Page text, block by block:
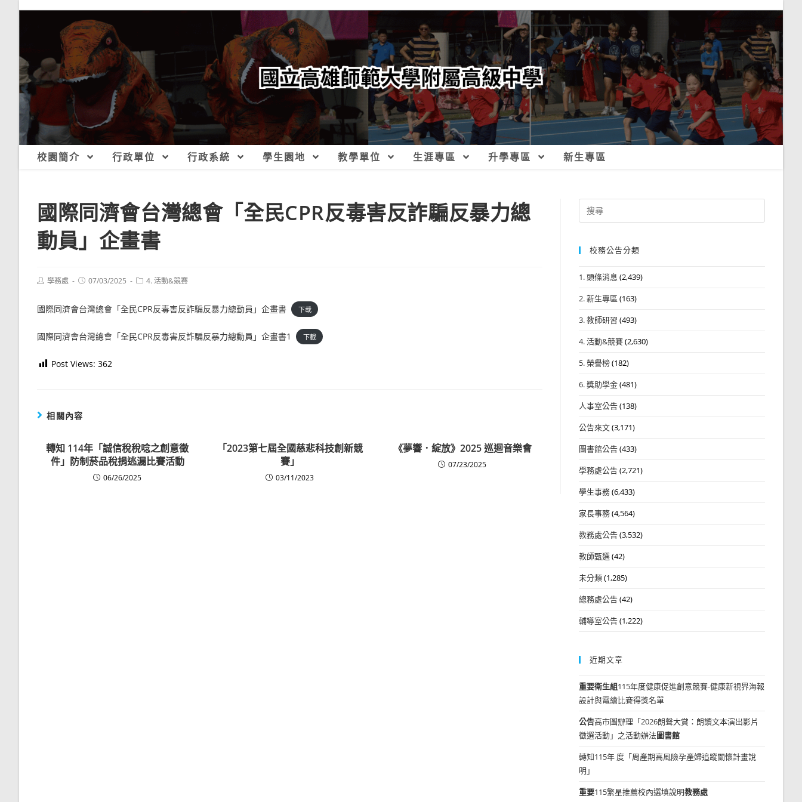
校園簡介 行政單位 行政系統 學生園地 教學單位 生涯專區 升學專區 新生專區
國際同濟會台灣總會「全民CPR反毒害反詐騙反暴力總
動員」企畫書
Post學務處
Post07/03/2025
Post4. 活動&競賽
國際同濟會台灣總會「全民CPR反毒害反詐騙反暴力總動員」企畫書 下載
國際同濟會台灣總會「全民CPR反毒害反詐騙反暴力總動員」企畫書1 下載
Post Views: 362
相關內容
轉知 114年「誠信稅稅唸之創意徵
件」防制菸品稅捐逃漏比賽活動
06/26/2025
「2023第七屆全國慈悲科技創新競
賽」
03/11/2023
《夢響．綻放》2025 巡迴音樂會
07/23/2025
Search
for:
校務公告分類
1. 頭條消息 (2,439)
2. 新生專區 (163)
3. 教師研習 (493)
4. 活動&競賽(2,630)
5. 榮譽榜(182)
6. 獎助學金(481)
人事室公告(138)
公告來文(3,171)
圖書館公告(433)
學務處公告(2,721)
學生事務(6,433)
家長事務(4,564)
教務處公告(3,532)
教師甄選(42)
未分類(1,285)
總務處公告(42)
輔導室公告(1,222)
近期文章
重要衛生組115年度健康促進創意競賽-健康新視界海報
設計與電繪比賽得獎名單
公告高市圖辦理「2026朗聲大賞：朗讀文本演出影片
徵選活動」之活動辦法圖書館
轉知115年 度「周產期高風險孕產婦追蹤關懷計畫說
明」
重要115繁星推薦校內選填說明教務處